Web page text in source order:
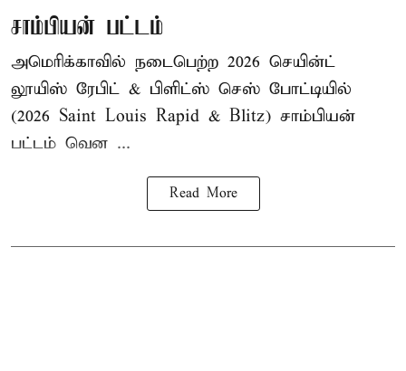
சாம்பியன் பட்டம்
அமெரிக்காவில் நடைபெற்ற 2026 செயின்ட்
லூயிஸ் ரேபிட் & பிளிட்ஸ் செஸ் போட்டியில்
(2026 Saint Louis Rapid & Blitz) சாம்பியன்
பட்டம் வென ...
Read More